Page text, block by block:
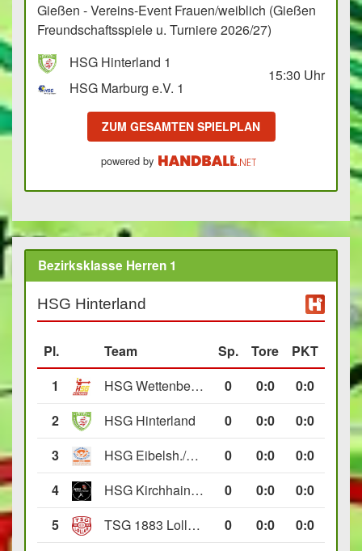
Gießen - Vereins-Event Frauen/weiblich (Gießen
Freundschaftsspiele u. Turniere 2026/27)
HSG Hinterland 1
HSG Marburg e.V. 1
15:30 Uhr
ZUM GESAMTEN SPIELPLAN
powered by
Bezirksklasse Herren 1
HSG Hinterland
Pl. Team Sp. Tore
PKT
1
HSG Wettenberg III 0 0:0
0:0
2
HSG Hinterland 0 0:0
0:0
3
HSG Eibelsh./Ewersb. II 0 0:0
0:0
4
HSG Kirchhain/Neustadt II 0 0:0
0:0
5
TSG 1883 Lollar II 0 0:0
0:0